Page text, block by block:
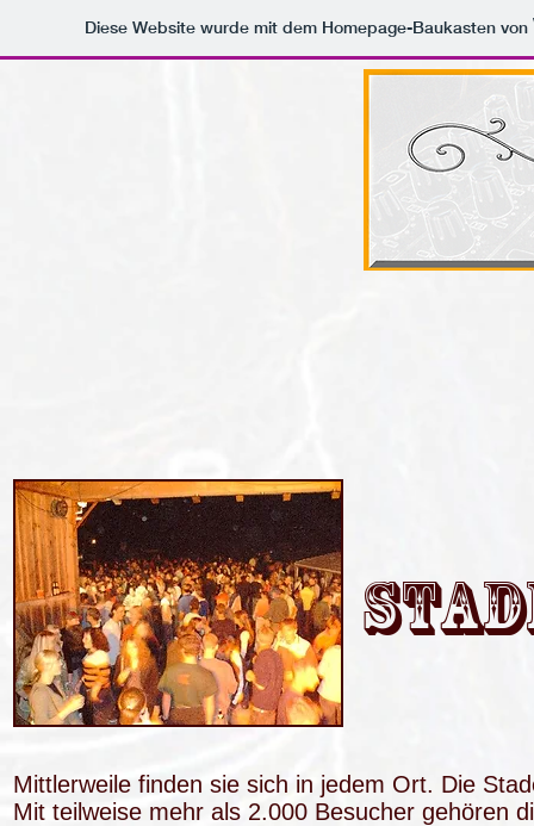
Diese Website wurde mit dem Homepage-Baukasten von
Mittlerweile finden sie sich in jedem Ort. Die
Mit teilweise mehr als 2.000 Besucher gehören